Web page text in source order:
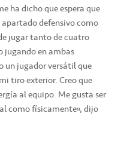
ha dicho que espera que
defensivo como
jugar tanto de cuatro
jugando en ambas
un jugador versátil que
tiro exterior. Creo que
al equipo. Me gusta ser
como físicamente”, dijo